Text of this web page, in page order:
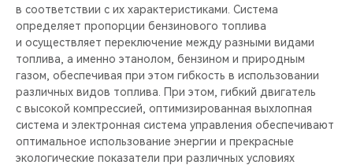
в соответствии с их характеристиками. Система
определяет пропорции бензинового топлива
и осуществляет переключение между разными видами
топлива, а именно этанолом, бензином и природным
газом, обеспечивая при этом гибкость в использовании
различных видов топлива. При этом, гибкий двигатель
с высокой компрессией, оптимизированная выхлопная
система и электронная система управления обеспечивают
оптимальное использование энергии и прекрасные
экологические показатели при различных условиях